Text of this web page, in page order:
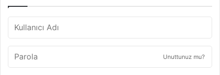
Unuttunuz mu?